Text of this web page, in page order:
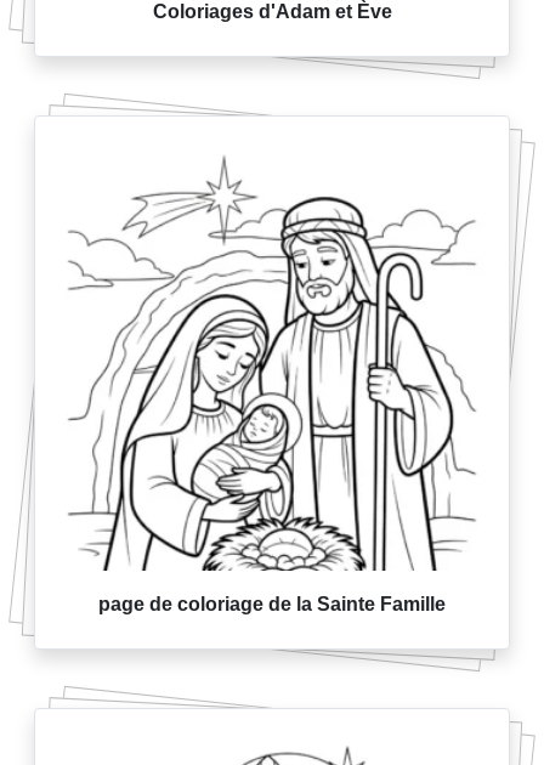
Coloriages d'Adam et Ève
page de coloriage de la Sainte Famille